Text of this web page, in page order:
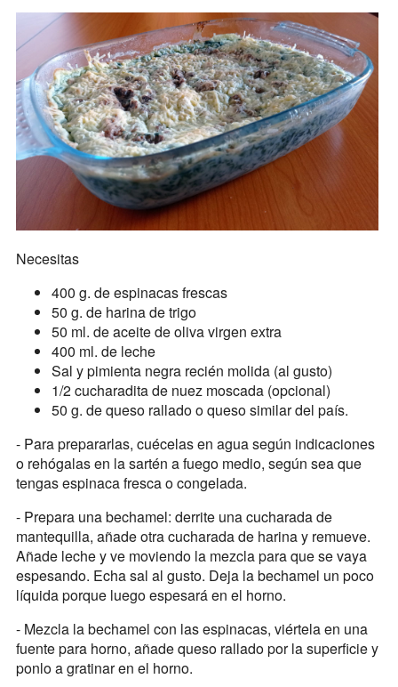
Necesitas
400 g. de espinacas frescas
50 g. de harina de trigo
50 ml. de aceite de oliva virgen extra
400 ml. de leche
Sal y pimienta negra recién molida (al gusto)
1/2 cucharadita de nuez moscada (opcional)
50 g. de queso rallado o queso similar del país.
- Para prepararlas, cuécelas en agua según indicaciones
o rehógalas en la sartén a fuego medio, según sea que
tengas espinaca fresca o congelada.
- Prepara una bechamel: derrite una cucharada de
mantequilla, añade otra cucharada de harina y remueve.
Añade leche y ve moviendo la mezcla para que se vaya
espesando. Echa sal al gusto. Deja la bechamel un poco
líquida porque luego espesará en el horno.
- Mezcla la bechamel con las espinacas, viértela en una
fuente para horno, añade queso rallado por la superficie y
ponlo a gratinar en el horno.